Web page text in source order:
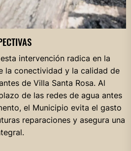
intervención radica en la
la conectividad y la calidad de
de Villa Santa Rosa. Al
de las redes de agua antes
el Municipio evita el gasto
reparaciones y asegura una